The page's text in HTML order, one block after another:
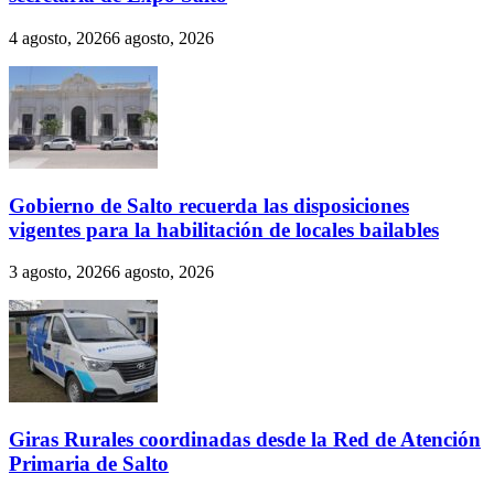
4 agosto, 20266 agosto, 2026
Gobierno de Salto recuerda las disposiciones
vigentes para la habilitación de locales bailables
3 agosto, 20266 agosto, 2026
Giras Rurales coordinadas desde la Red de Atención
Primaria de Salto